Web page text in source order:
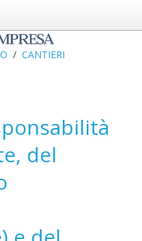
CANTIERI
del